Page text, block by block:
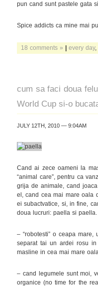
pun cand sunt pastele gata
Spice addicts ca mine mai
18 comments » | every day,
cum sa faci doua
World Cup si-o
JULY 12TH, 2010 — 9:04AM
Cand ai zece oameni la
“animal care”, pentru ca
grija de animale, cand
el, cand cea mai mare oala
ei subactvatice, si, in fine,
doua lucruri: paella si
– “robotesti” o ceapa
separat tai un ardei rosu
masline in cea mai mare
– cand legumele sunt moi,
organice (no time for the